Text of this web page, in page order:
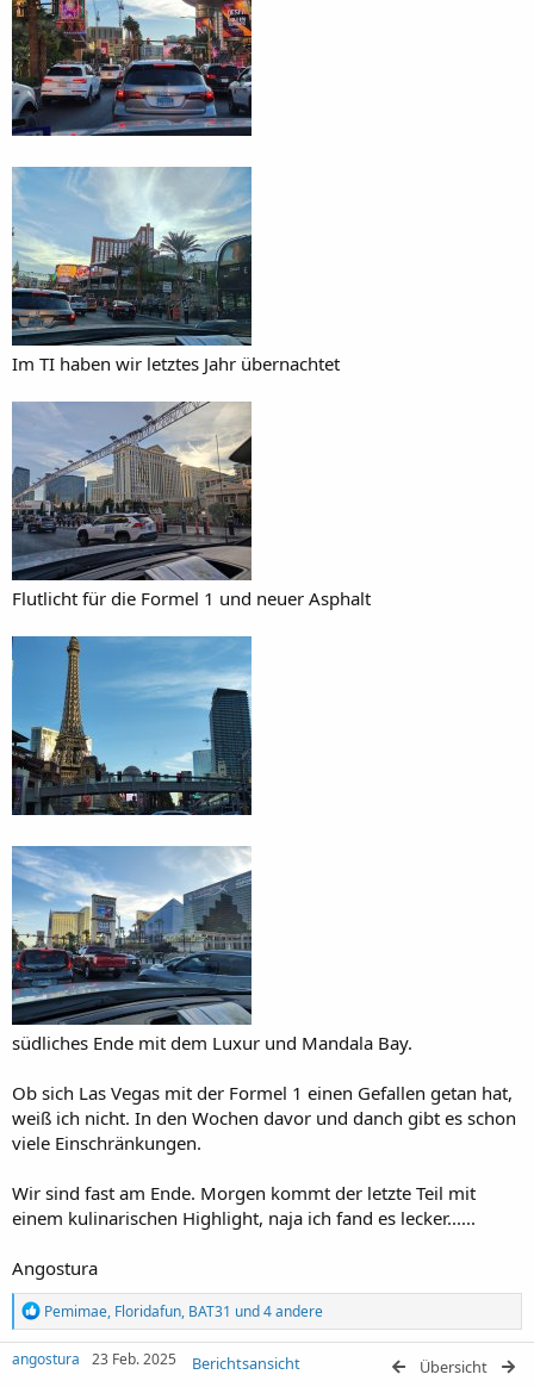
Im TI haben wir letztes Jahr übernachtet
Flutlicht für die Formel 1 und neuer Asphalt
südliches Ende mit dem Luxur und Mandala Bay.
Ob sich Las Vegas mit der Formel 1 einen Gefallen getan hat,
weiß ich nicht. In den Wochen davor und danch gibt es schon
viele Einschränkungen.
Wir sind fast am Ende. Morgen kommt der letzte Teil mit
einem kulinarischen Highlight, naja ich fand es lecker......
Angostura
R
e
a
k
Pemimae, Floridafun, BAT31 und 4 andere
angostura 23 Feb. 2025 Berichtsansicht Übersicht